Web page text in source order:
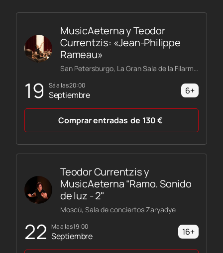
19 sá a las 20:00
Septiembre
MusicAeterna y Teodor
Currentzis: «Jean-Philippe
Rameau»
San Petersburgo, La Gran Sala de la Filarmónica Shostakóvich
6+
Comprar entradas de 130€
22 ma a las 19:00
Septiembre
Teodor Currentzis y
MusicAeterna “Ramo. Sonido
de luz - 2"
Moscú, Sala de conciertos Zaryadye
16+